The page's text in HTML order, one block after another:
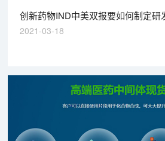
创新药物IND中美双报要如何制定研
2021-03-18